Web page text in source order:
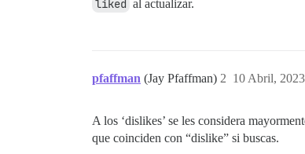
liked al actualizar.
pfaffman (Jay Pfaffman) 10 Abril,
2
A los ‘dislikes’ se les considera
que coinciden con “dislike” si buscas.